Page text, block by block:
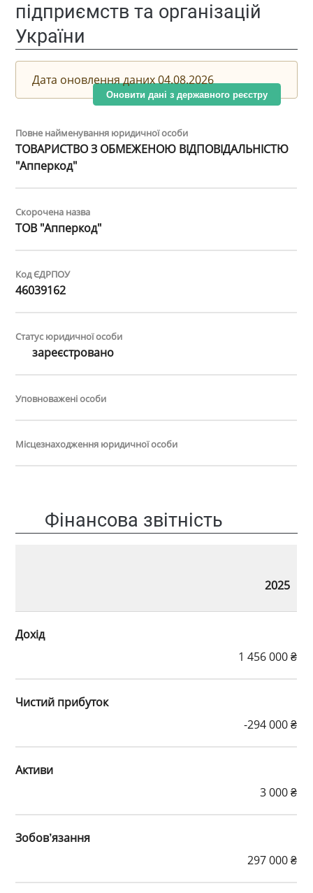
підприємств та організацій
України
Дата оновлення даних 04.08.2026
Оновити дані з державного реєстру
Повне найменування юридичної особи
ТОВАРИСТВО З ОБМЕЖЕНОЮ ВІДПОВІДАЛЬНІСТЮ
"Апперкод"
Скорочена назва
ТОВ "Апперкод"
Код ЄДРПОУ
46039162
Статус юридичної особи
зареєстровано
Уповноважені особи
Місцезнаходження юридичної особи
Фінансова звітність
2025
Дохід
1 456 000 ₴
Чистий прибуток
-294 000 ₴
Активи
3 000 ₴
Зобов’язання
297 000 ₴